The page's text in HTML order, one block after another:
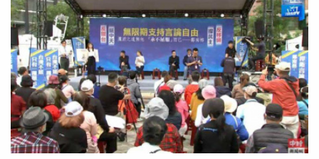
社會。對於NCC明日將舉辦中天新聞台換照聽證會，公民團
體昨在自由廣場舉辦「民主論壇」聲援中天，中天團隊也從
23日到25日連續3天，將《大新聞 大爆卦》、《頭條開
講》、《新聞龍捲風》節目接力在台中、台北、新北等三
地，舉行現場戶外開講，主播馬千惠、林嘉源、周玉琴、戴
立綱輪番主持，呼籲支持中天，支持言論自由的民眾到場聲
援相挺。今天抵達新北市中和福和宮，邀請支持言論自由的
民眾聲援相挺，出席的包括立委洪孟楷、新北市議員邱烽
堯、葉元之等人。